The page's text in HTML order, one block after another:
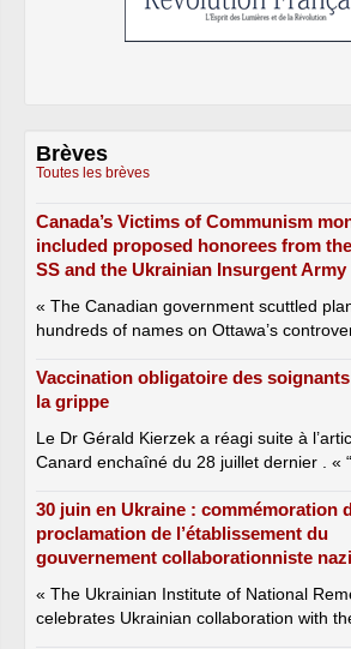
Brèves
Toutes les brèves
Canada’s Victims of Communism
included proposed honorees from
SS and the Ukrainian Insurgent Army
« The Canadian government scuttled
hundreds of names on Ottawa’s
Vaccination obligatoire des
la grippe
Le Dr Gérald Kierzek a réagi suite à
Canard enchaîné du 28 juillet dernier . «
30 juin en Ukraine : commémoration
proclamation de l’établissement du
gouvernement collaborationniste nazi
« The Ukrainian Institute of National
celebrates Ukrainian collaboration with